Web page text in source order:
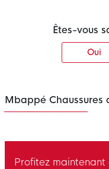
Êtes-vous
Oui
Mbappé Chaussures
Profitez maintenant